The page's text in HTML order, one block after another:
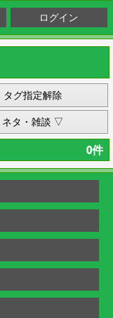
ログイン
タグ指定解除
ネタ・雑談 ▽
0件